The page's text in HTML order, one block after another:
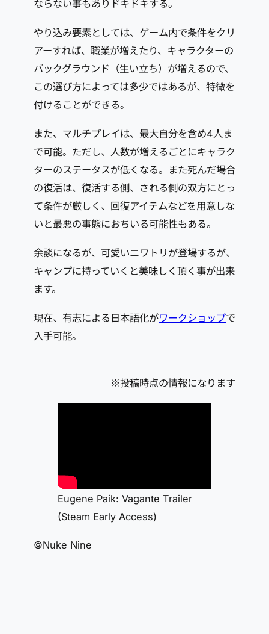
ならない事もありドキドキする。
やり込み要素としては、ゲーム内で条件をクリ
アーすれば、職業が増えたり、キャラクターの
バックグラウンド（生い立ち）が増えるので、
この選び方によっては多少ではあるが、特徴を
付けることができる。
また、マルチプレイは、最大自分を含め4人ま
で可能。ただし、人数が増えるごとにキャラク
ターのステータスが低くなる。また死んだ場合
の復活は、復活する側、される側の双方にとっ
て条件が厳しく、回復アイテムなどを用意しな
いと最悪の事態におちいる可能性もある。
余談になるが、可愛いニワトリが登場するが、
キャンプに持っていくと美味しく頂く事が出来
ます。
現在、有志による日本語化がワークショップで
入手可能。
※投稿時点の情報になります
Eugene Paik: Vagante Trailer
(Steam Early Access)
©Nuke Nine